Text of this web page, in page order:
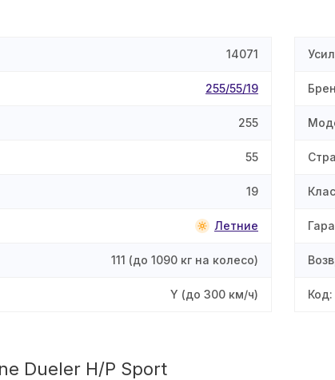
14071
255/55/19
255
55
19
Летние
111 (до 1090 кг на колесо)
Y (до 300 км/ч) Код:
Dueler H/P Sport